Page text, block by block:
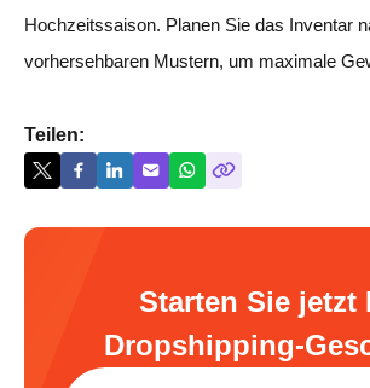
Hochzeitssaison. Planen Sie das Inventar
vorhersehbaren Mustern, um maximale
Teilen:
Starten Sie jetzt
Dropshipping-